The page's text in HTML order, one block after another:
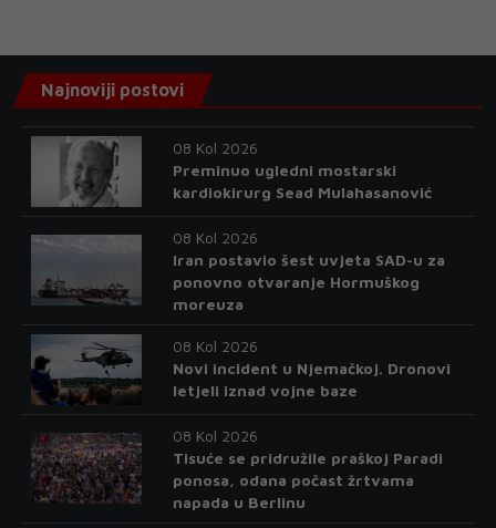
Najnoviji postovi
08 Kol 2026
Preminuo ugledni mostarski
kardiokirurg Sead Mulahasanović
08 Kol 2026
Iran postavio šest uvjeta SAD-u za
ponovno otvaranje Hormuškog
moreuza
08 Kol 2026
Novi incident u Njemačkoj. Dronovi
letjeli iznad vojne baze
08 Kol 2026
Tisuće se pridružile praškoj Paradi
ponosa, odana počast žrtvama
napada u Berlinu